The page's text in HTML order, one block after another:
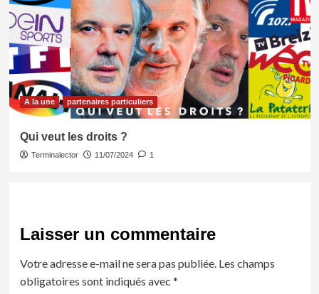
A la une partenaires particuliers
Qui veut les droits ?
Terminalector 11/07/2024 1
Laisser un commentaire
Votre adresse e-mail ne sera pas publiée. Les champs
obligatoires sont indiqués avec *